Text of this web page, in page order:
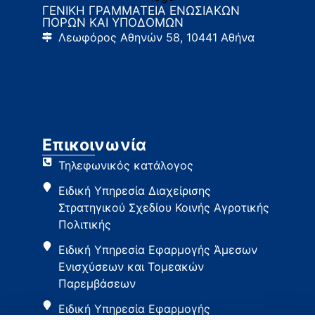
ΓΕΝΙΚΗ ΓΡΑΜΜΑΤΕΙΑ ΕΝΩΣΙΑΚΩΝ
ΠΟΡΩΝ ΚΑΙ ΥΠΟΔΟΜΩΝ
Λεωφόρος Αθηνών 58, 10441 Αθήνα
Επικοινωνία
Τηλεφωνικός κατάλογος
Ειδική Υπηρεσία Διαχείρισης
Στρατηγικού Σχεδίου Κοινής Αγροτικής
Πολιτικής
Ειδική Υπηρεσία Εφαρμογής Άμεσων
Ενισχύσεων και Τομεακών
Παρεμβάσεων
Ειδική Υπηρεσία Εφαρμογής